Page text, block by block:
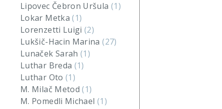
Lipovec Čebron Uršula (1)
Lokar Metka(1)
Lorenzetti Luigi(2)
Lukšič-Hacin Marina(27)
Lunaček Sarah(1)
Luthar Breda (1)
Luthar Oto (1)
M. Milač Metod(1)
M. Pomedli Michael (1)